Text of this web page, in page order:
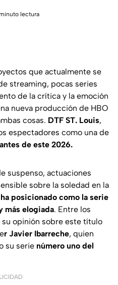
lectura
que actualmente se
streaming, pocas series
de la crítica y la emoción
nueva producción de HBO
cosas. DTF ST. Louis,
espectadores como una de
de este 2026.
suspenso, actuaciones
sobre la soledad en la
posicionado como la serie
más elogiada. Entre los
opinión sobre este título
r Javier Ibarreche, quien
su serie número uno del